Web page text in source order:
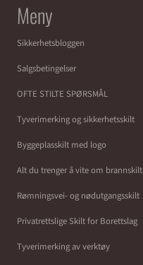
Meny
Sikkerhetsbloggen
Salgsbetingelser
OFTE STILTE SPØRSMÅL
Tyverimerking og sikkerhetsskilt
Byggeplasskilt med logo
Alt du trenger å vite om brannskilt
Rømningsvei- og nødutgangsskilt
Privatrettslige Skilt for Borettslag
Tyverimerking av verktøy